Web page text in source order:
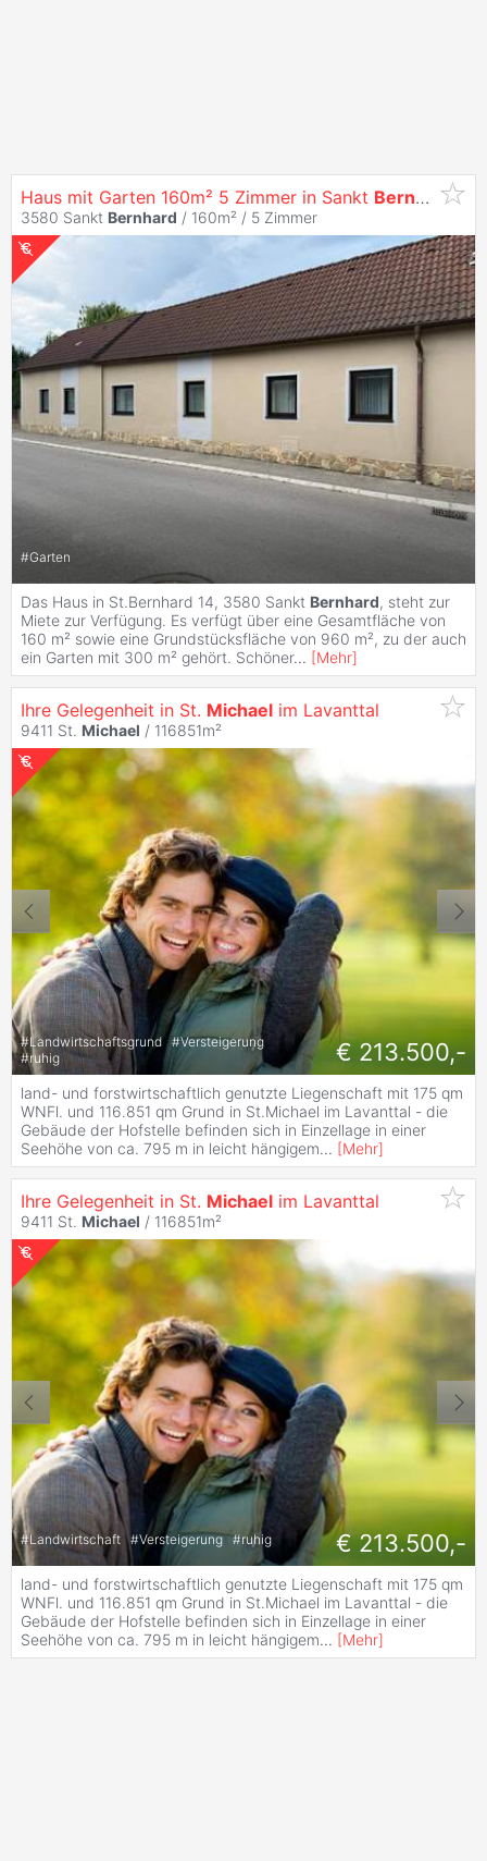
Haus mit Garten 160m² 5 Zimmer in Sankt Bernhard
3580 Sankt Bernhard / 160m² / 5 Zimmer
#Garten
Das Haus in St.Bernhard 14, 3580 Sankt Bernhard, steht zur
Miete zur Verfügung. Es verfügt über eine Gesamtfläche von
160 m² sowie eine Grundstücksfläche von 960 m², zu der auch
ein Garten mit 300 m² gehört. Schöner... [Mehr]
Ihre Gelegenheit in St. Michael im Lavanttal
9411 St. Michael / 116851m²
#Landwirtschaftsgrund #Versteigerung
#ruhig € 213.500,-
land- und forstwirtschaftlich genutzte Liegenschaft mit 175 qm
WNFl. und 116.851 qm Grund in St.Michael im Lavanttal - die
Gebäude der Hofstelle befinden sich in Einzellage in einer
Seehöhe von ca. 795 m in leicht hängigem... [Mehr]
Ihre Gelegenheit in St. Michael im Lavanttal
9411 St. Michael / 116851m²
#Landwirtschaft #Versteigerung #ruhig € 213.500,-
land- und forstwirtschaftlich genutzte Liegenschaft mit 175 qm
WNFl. und 116.851 qm Grund in St.Michael im Lavanttal - die
Gebäude der Hofstelle befinden sich in Einzellage in einer
Seehöhe von ca. 795 m in leicht hängigem... [Mehr]